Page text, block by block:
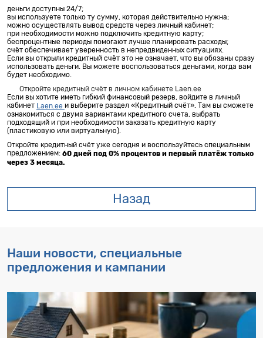
деньги доступны 24/7;
вы используете только ту сумму, которая действительно нужна;
можно осуществлять вывод средств через личный кабинет;
при необходимости можно подключить кредитную карту;
беспроцентные периоды помогают лучше планировать расходы;
счёт обеспечивает уверенность в непредвиденных ситуациях.
Если вы открыли кредитный счёт это не означает, что вы обязаны сразу
использовать деньги. Вы можете воспользоваться деньгами, когда вам
будет необходимо.
Откройте кредитный счёт в личном кабинете Laen.ee
Если вы хотите иметь гибкий финансовый резерв, войдите в личный
кабинет Laen.ee и выберите раздел «Кредитный счёт». Там вы сможете
ознакомиться с двумя вариантами кредитного счета, выбрать
подходящий и при необходимости заказать кредитную карту
(пластиковую или виртуальную).
Откройте кредитный счёт уже сегодня и воспользуйтесь специальным
предложением: 60 дней под 0% процентов и первый платёж только
через 3 месяца.
Назад
Наши новости, специальные
предложения и кампании